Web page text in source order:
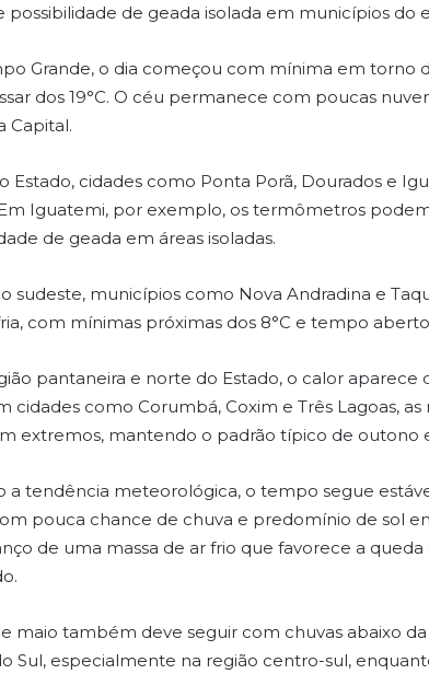
possibilidade de geada isolada em municípios do
Grande, o dia começou com mínima em torno
dos 19°C. O céu permanece com poucas
Capital.
Estado, cidades como Ponta Porã, Dourados e
Iguatemi, por exemplo, os termômetros podem
de geada em áreas isoladas.
sudeste, municípios como Nova Andradina e
com mínimas próximas dos 8°C e tempo
pantaneira e norte do Estado, o calor
cidades como Corumbá, Coxim e Três Lagoas,
extremos, mantendo o padrão típico de outono
a tendência meteorológica, o tempo segue
pouca chance de chuva e predomínio de sol
de uma massa de ar frio que favorece a
maio também deve seguir com chuvas abaixo
Sul, especialmente na região centro-sul,